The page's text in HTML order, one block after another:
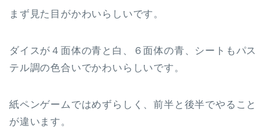
まず見た目がかわいらしいです。
ダイスが４面体の青と白、６面体の青、シートもパス
テル調の色合いでかわいらしいです。
紙ペンゲームではめずらしく、前半と後半でやること
が違います。